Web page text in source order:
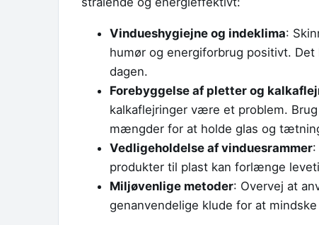
Vindueshygiejne og indeklima:
humør og energiforbrug positivt.
dagen.
Forebyggelse af pletter og
kalkaflejringer være et problem.
mængder for at holde glas og
Vedligeholdelse af vinduesrammer
produkter til plast kan forlænge
Miljøvenlige metoder: Overvej at
genanvendelige klude for at